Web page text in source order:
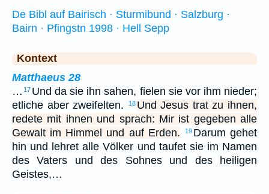
De Bibl auf Bairisch · Sturmibund · Salzburg ·
Bairn · Pfingstn 1998 · Hell Sepp
Kontext
Matthaeus 28
… 17 Und da sie ihn sahen, fielen sie vor ihm nieder;
etliche aber zweifelten.
18 Und Jesus trat zu ihnen,
redete mit ihnen und sprach: Mir ist gegeben alle
Gewalt im Himmel und auf Erden.
19 Darum gehet
hin und lehret alle Völker und taufet sie im Namen
des Vaters und des Sohnes und des heiligen
Geistes,…